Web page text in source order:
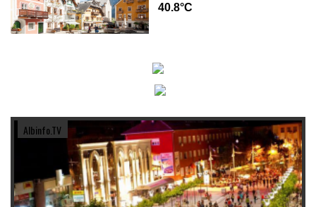
40.8°C
Albinfo.TV